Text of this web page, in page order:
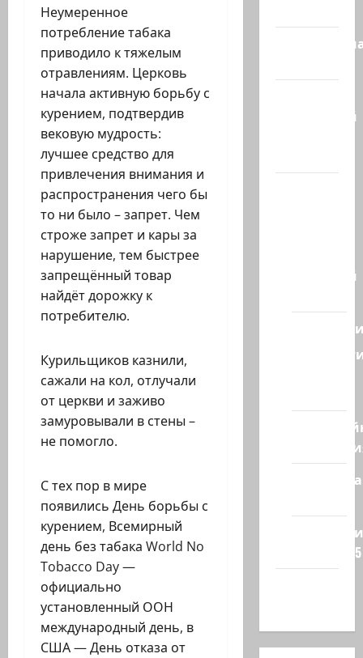
Неумеренное
потребление табака
приводило к тяжелым
отравлениям. Церковь
начала активную борьбу с
курением, подтвердив
вековую мудрость:
лучшее средство для
привлечения внимания и
распространения чего бы
то ни было – запрет. Чем
строже запрет и кары за
нарушение, тем быстрее
запрещённый товар
найдёт дорожку к
потребителю.
Курильщиков казнили,
сажали на кол, отлучали
от церкви и заживо
замуровывали в стены –
не помогло.
С тех пор в мире
появились День борьбы с
курением, Всемирный
день без табака World No
Tobacco Day —
официально
установленный ООН
международный день, в
США — День отказа от
Котлярский
Ближний
Полемика
сайта 2025